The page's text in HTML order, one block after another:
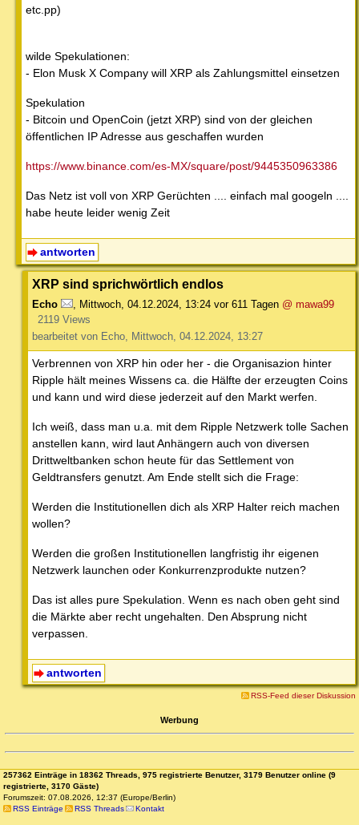
etc.pp)
wilde Spekulationen:
- Elon Musk X Company will XRP als Zahlungsmittel einsetzen
Spekulation
- Bitcoin und OpenCoin (jetzt XRP) sind von der gleichen
öffentlichen IP Adresse aus geschaffen wurden
https://www.binance.com/es-MX/square/post/9445350963386
Das Netz ist voll von XRP Gerüchten .... einfach mal googeln ....
habe heute leider wenig Zeit
antworten
XRP sind sprichwörtlich endlos
Echo Mittwoch, 04.12.2024, 13:24 vor 611 Tagen @ mawa99
2119 Views
bearbeitet von Echo, Mittwoch, 04.12.2024, 13:27
Verbrennen von XRP hin oder her - die Organisazion hinter
Ripple hält meines Wissens ca. die Hälfte der erzeugten Coins
und kann und wird diese jederzeit auf den Markt werfen.
Ich weiß, dass man u.a. mit dem Ripple Netzwerk tolle Sachen
anstellen kann, wird laut Anhängern auch von diversen
Drittweltbanken schon heute für das Settlement von
Geldtransfers genutzt. Am Ende stellt sich die Frage:
Werden die Institutionellen dich als XRP Halter reich machen
wollen?
Werden die großen Institutionellen langfristig ihr eigenen
Netzwerk launchen oder Konkurrenzprodukte nutzen?
Das ist alles pure Spekulation. Wenn es nach oben geht sind
die Märkte aber recht ungehalten. Den Absprung nicht
verpassen.
antworten
RSS-Feed dieser Diskussion
Werbung
257362 Einträge in 18362 Threads, 975 registrierte Benutzer, 3179 Benutzer online (9
registrierte, 3170 Gäste)
Forumszeit: 07.08.2026, 12:37 (Europe/Berlin)
RSS Einträge
RSS Threads Kontakt